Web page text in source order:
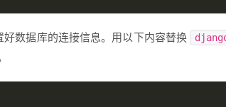
数据库的连接信息。用以下内容替换